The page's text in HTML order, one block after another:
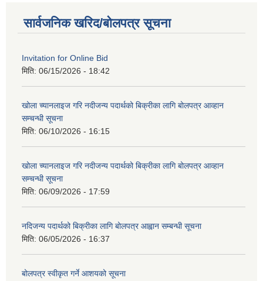
सार्वजनिक खरिद/बोलपत्र सूचना
Invitation for Online Bid
मिति: 06/15/2026 - 18:42
खोला च्यानलाइज गरि नदीजन्य पदार्थको बिक्रीका लागि बोलपत्र आव्हान
सम्चन्धी सूचना
मिति: 06/10/2026 - 16:15
खोला च्यानलाइज गरि नदीजन्य पदार्थको बिक्रीका लागि बोलपत्र आव्हान
सम्चन्धी सूचना
मिति: 06/09/2026 - 17:59
नदिजन्य पदार्थको बिक्रीका लागि बोलपत्र आह्वान सम्बन्धी सूचना
मिति: 06/05/2026 - 16:37
बोलपत्र स्वीकृत गर्ने आशयको सूचना